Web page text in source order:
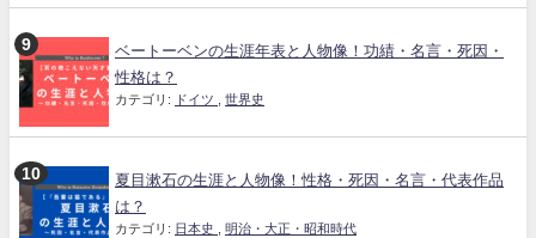
ベートーベンの生涯年表と人物像！功績・名言・死因・
性格は？
カテゴリ: ドイツ 世界史
夏目漱石の生涯と人物像！性格・死因・名言・代表作品
は？
カテゴリ: 日本史 明治・大正・昭和時代